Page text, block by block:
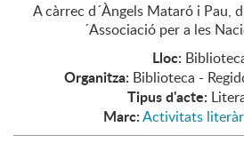
A càrrec d´Àngels Mataró i Pau,
´Associació per a les
Lloc:
Organitza: Biblioteca -
Tipus d'acte:
Marc:Activitats